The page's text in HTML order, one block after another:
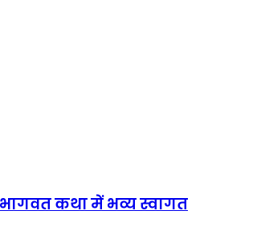
भागवत कथा में भव्य स्वागत